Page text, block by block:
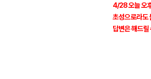
4/28 오늘 오
초성으로라도
답변은 해드